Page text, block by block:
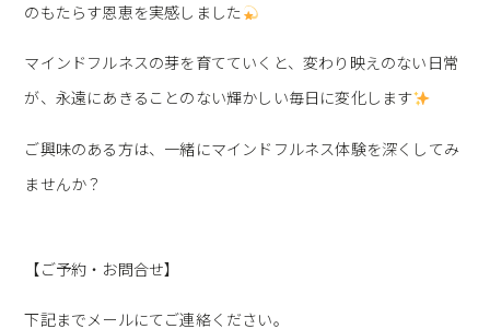
のもたらす恩恵を実感しました
マインドフルネスの芽を育てていくと、変わり映えのない日常
が、永遠にあきることのない輝かしい毎日に変化します
ご興味のある方は、一緒にマインドフルネス体験を深くしてみ
ませんか？
【ご予約・お問合せ】
下記までメールにてご連絡ください。